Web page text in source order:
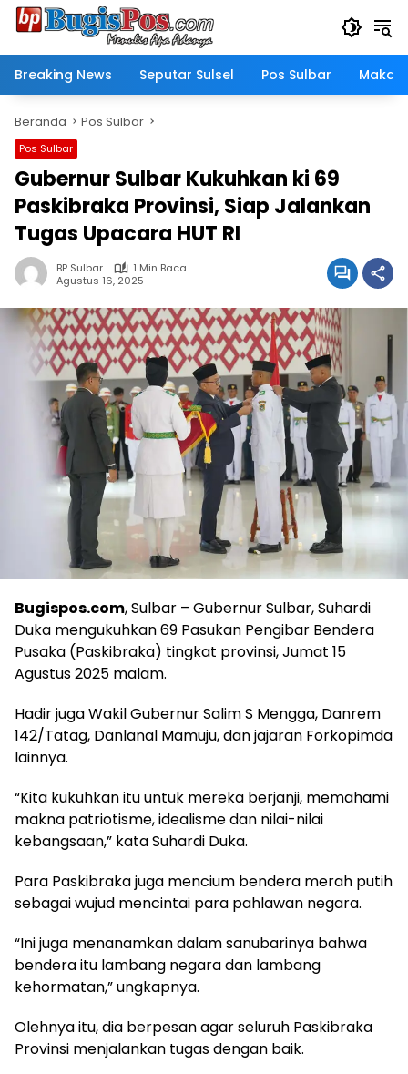
Langsung
Breaking News
Seputar Sulsel Pos Sulbar
Beranda Pos Sulbar
Pos Sulbar
Gubernur Sulbar Kukuhkan ki 69
Paskibraka Provinsi, Siap Jalankan
Tugas Upacara HUT RI
BP Sulbar
1 Min Baca
Agustus 16, 2025
Bugispos.com, Sulbar – Gubernur Sulbar, Suhardi
Duka mengukuhkan 69 Pasukan Pengibar Bendera
Pusaka (Paskibraka) tingkat provinsi, Jumat 15
Agustus 2025 malam.
Hadir juga Wakil Gubernur Salim S Mengga, Danrem
142/Tatag, Danlanal Mamuju, dan jajaran Forkopimda
lainnya.
“Kita kukuhkan itu untuk mereka berjanji, memahami
makna patriotisme, idealisme dan nilai-nilai
kebangsaan,” kata Suhardi Duka.
Para Paskibraka juga mencium bendera merah putih
sebagai wujud mencintai para pahlawan negara.
“Ini juga menanamkan dalam sanubarinya bahwa
bendera itu lambang negara dan lambang
kehormatan,” ungkapnya.
Olehnya itu, dia berpesan agar seluruh Paskibraka
Provinsi menjalankan tugas dengan baik.